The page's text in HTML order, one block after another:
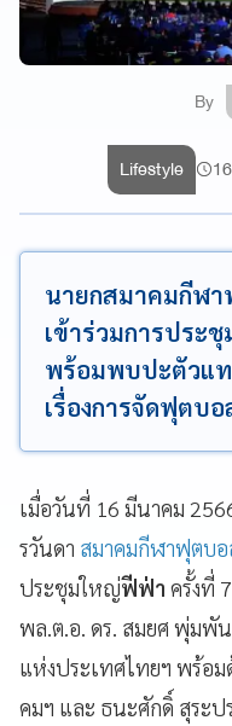
By
Lifestyle
นายกสมาคมกีฬ
เข้าร่วมการประ
พร้อมพบปะตัวแ
เรื่องการจัดฟุตบอ
เมื่อวันที่ 16 มีนาคม
รวันดา สมาคมกีฬาฟุตบ
ประชุมใหญ่ฟีฟ่า ครั้งที่
พล.ต.อ. ดร. สมยศ พุ่มพั
แห่งประเทศไทยฯ พร้อ
คมฯ และ ธนะศักดิ์ สุระป